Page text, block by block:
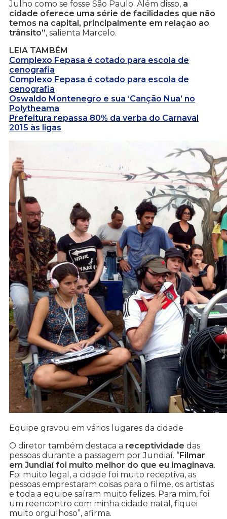
Julho como se fosse São Paulo. Além disso, a
cidade oferece uma série de facilidades que não
temos na capital, principalmente em relação ao
trânsito”, salienta Marcelo.
LEIA TAMBÉM
Complexo Fepasa é cotado para escola de
cenografia
Complexo Fepasa é cotado para escola de
cenografia
Oswaldo Montenegro e sua ‘Canção Nua’ no
Polytheama
Prefeitura repassa 80% da verba do Carnaval
2015 às ligas
Equipe gravou em vários lugares da cidade
O diretor também destaca a receptividade das
pessoas durante a passagem por Jundiaí. “Filmar
em Jundiaí foi muito melhor do que eu imaginava.
Foi muito legal, a cidade foi muito receptiva, as
pessoas emprestaram coisas para o filme, os artistas
e toda a equipe saíram muito felizes. Para mim, foi
um reencontro com minha cidade natal, fiquei
muito orgulhoso”, afirma.